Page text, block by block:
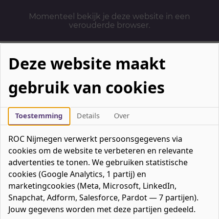
Momenteel bekijk je deze website in een
verouderde browser.
Mbo-opleidingen
Werken & Leren
Mavo / havo / vwo
Contact
Over ons
Bedrijven
Favorieten0favorieten
Mijn ROC
Zoeken
Deze website maakt
gebruik van cookies
Toestemming Details Over
ROC Nijmegen verwerkt persoonsgegevens via
cookies om de website te verbeteren en relevante
advertenties te tonen. We gebruiken statistische
cookies (Google Analytics, 1 partij) en
marketingcookies (Meta, Microsoft, LinkedIn,
Snapchat, Adform, Salesforce, Pardot — 7 partijen).
Jouw gegevens worden met deze partijen gedeeld.